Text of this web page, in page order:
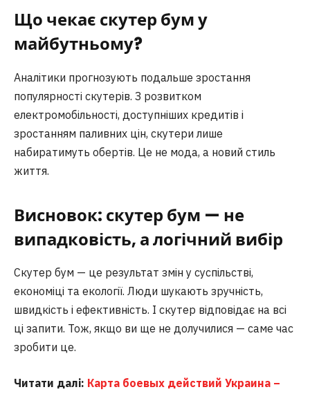
Що чекає скутер бум у
майбутньому?
Аналітики прогнозують подальше зростання
популярності скутерів. З розвитком
електромобільності, доступніших кредитів і
зростанням паливних цін, скутери лише
набиратимуть обертів. Це не мода, а новий стиль
життя.
Висновок: скутер бум — не
випадковість, а логічний вибір
Скутер бум — це результат змін у суспільстві,
економіці та екології. Люди шукають зручність,
швидкість і ефективність. І скутер відповідає на всі
ці запити. Тож, якщо ви ще не долучилися — саме час
зробити це.
Читати далі: Карта боевых действий Украина –